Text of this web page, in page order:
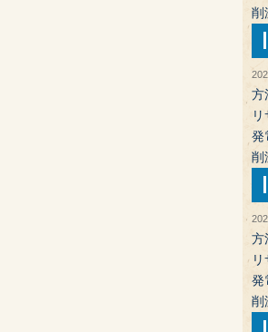
削
方
発
削
方
発
削